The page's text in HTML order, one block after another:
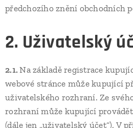
předchozího znění obchodních
2. Uživatelský
2.1.Na základě registrace
webové stránce může kupující
uživatelského rozhraní. Ze
rozhraní může kupující
(dále jen „uživatelský účet“). V